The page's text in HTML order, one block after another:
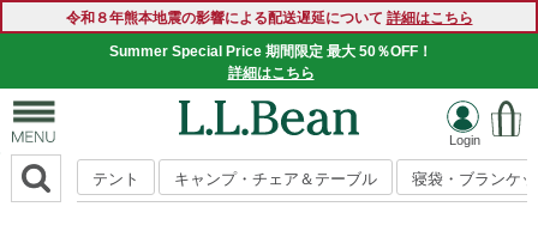
令和８年熊本地震の影響による配送遅延について 詳細はこちら
Summer Special Price 期間限定 最大 50％OFF！
詳細はこちら
テント キャンプ・チェア＆テーブル 寝袋・ブランケ